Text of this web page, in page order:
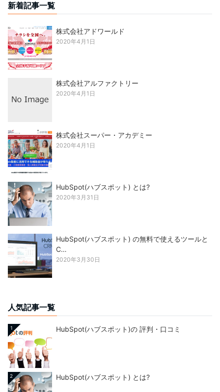
新着記事一覧
株式会社アドワールド
2020年4月1日
株式会社アルファクトリー
2020年4月1日
株式会社スーパー・アカデミー
2020年4月1日
HubSpot(ハブスポット) とは?
2020年3月31日
HubSpot(ハブスポット) の無料で使えるツールと
C…
2020年3月30日
人気記事一覧
1 HubSpot(ハブスポット)の 評判・口コミ
2 HubSpot(ハブスポット) とは?